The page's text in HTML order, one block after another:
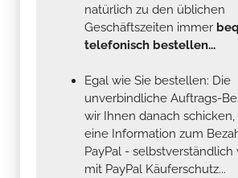
natürlich zu den üblichen
Geschäftszeiten immer
telefonisch bestellen...
Egal wie Sie bestellen: Die
unverbindliche Auftrags-
wir Ihnen danach
eine Information zum
PayPal -
mit PayPal Käuferschutz...